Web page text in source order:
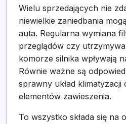
Wielu sprzedających nie
niewielkie zaniedbania
auta. Regularna wymiana
przeglądów czy
komorze silnika wpływają
Równie ważne są
sprawny układ
elementów zawieszenia.
To wszystko składa się na